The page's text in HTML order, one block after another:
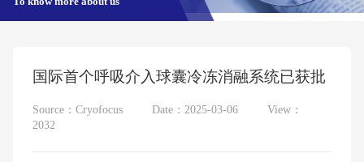
国际首个呼吸介入球囊冷冻消融系统已获批
Source：Cryofocus Date：2025-03-06
View：
2032